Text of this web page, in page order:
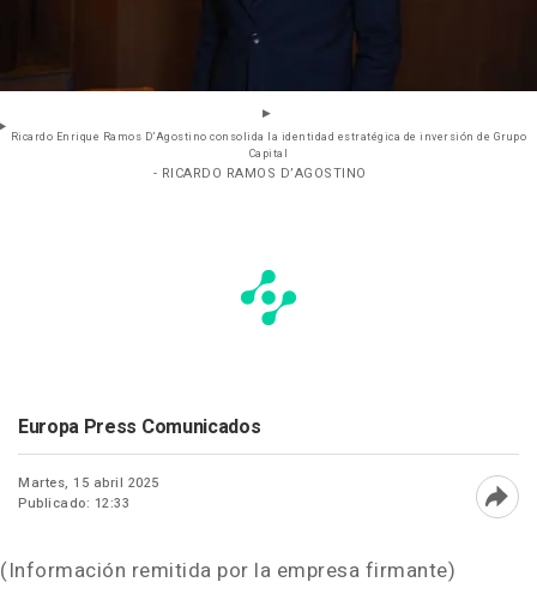
Ricardo Enrique Ramos D’Agostino consolida la identidad estratégica de inversión de Grupo
Capital
- RICARDO RAMOS D’AGOSTINO
Europa Press Comunicados
Martes, 15 abril 2025
Publicado: 12:33
(Información remitida por la empresa firmante)